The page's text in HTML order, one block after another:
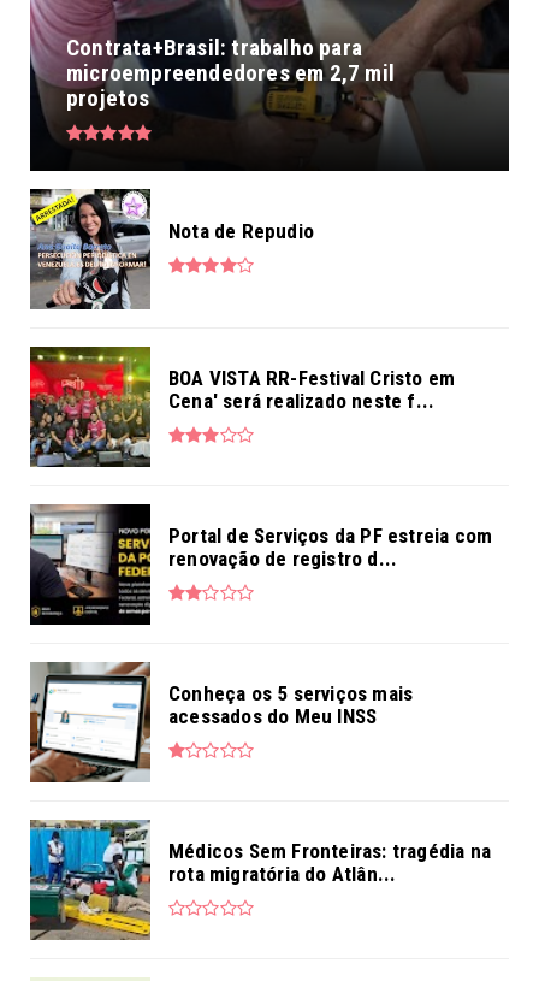
Contrata+Brasil: trabalho para
microempreendedores em 2,7 mil
projetos
Nota de Repudio
BOA VISTA RR-Festival Cristo em
Cena' será realizado neste f...
Portal de Serviços da PF estreia com
renovação de registro d...
Conheça os 5 serviços mais
acessados do Meu INSS
Médicos Sem Fronteiras: tragédia na
rota migratória do Atlân...